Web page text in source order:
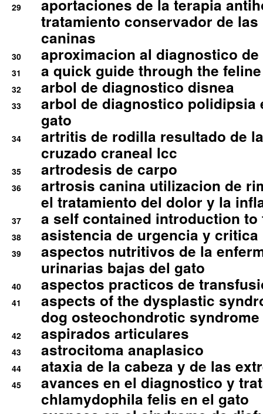
29
aportaciones de la terapia
tratamiento conservador de
caninas
30 aproximacion al diagnostico
31 a quick guide through the
32 arbol de diagnostico disnea
33
arbol de diagnostico polidipsia
gato
34
artritis de rodilla resultado de
cruzado craneal lcc
35 artrodesis de carpo
36
artrosis canina utilizacion de
el tratamiento del dolor y la
37 a self contained introduction
38 asistencia de urgencia y
39
aspectos nutritivos de la
urinarias bajas del gato
40 aspectos practicos de
41
aspects of the dysplastic
dog osteochondrotic syndrome
42 aspirados articulares
43 astrocitoma anaplasico
44 ataxia de la cabeza y de las
45
avances en el diagnostico y
chlamydophila felis en el gato